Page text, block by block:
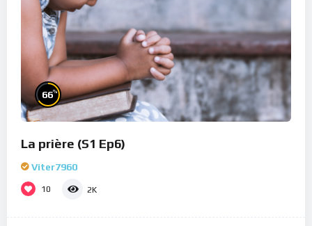
66%
La prière (S1 Ep6)
Viter7960
10 2K